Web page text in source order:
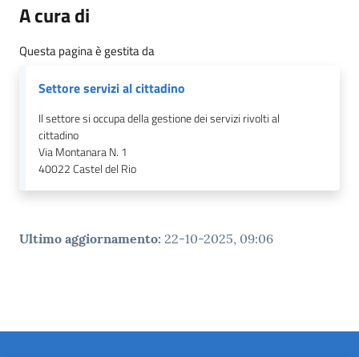
A cura di
Questa pagina è gestita da
Settore servizi al cittadino
Il settore si occupa della gestione dei servizi rivolti al
cittadino
Via Montanara N. 1
40022Castel del Rio
Ultimo aggiornamento: 22-10-2025, 09:06